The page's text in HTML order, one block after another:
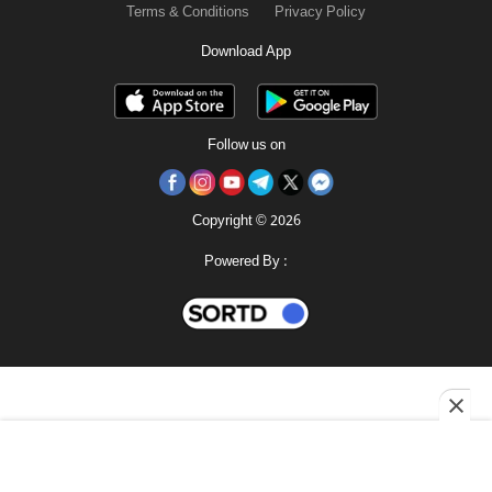
Terms & Conditions
Privacy Policy
Download App
Follow us on
Copyright © 2026
Powered By :